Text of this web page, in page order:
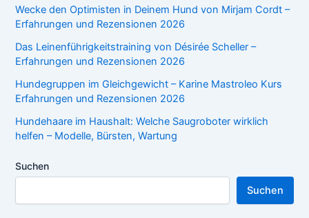
Wecke den Optimisten in Deinem Hund von Mirjam Cordt –
Erfahrungen und Rezensionen 2026
Das Leinenführigkeitstraining von Désirée Scheller –
Erfahrungen und Rezensionen 2026
Hundegruppen im Gleichgewicht – Karine Mastroleo Kurs
Erfahrungen und Rezensionen 2026
Hundehaare im Haushalt: Welche Saugroboter wirklich
helfen – Modelle, Bürsten, Wartung
Suchen
Suchen